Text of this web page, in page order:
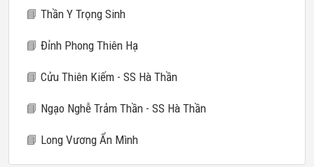
📘 Thần Y Trọng Sinh
📘 Đỉnh Phong Thiên Hạ
📘 Cửu Thiên Kiếm - SS Hà Thần
📘 Ngạo Nghễ Trảm Thần - SS Hà Thần
📘 Long Vương Ẩn Mình